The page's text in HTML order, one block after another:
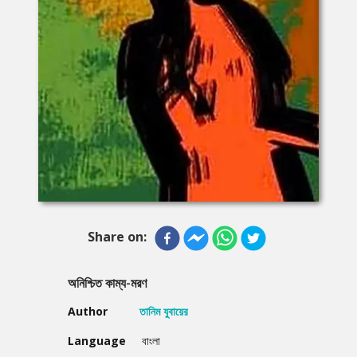
Share on:
অনিশ্চিত কাম্য-মরণ
Author
তানিম যুবায়ের
Language
বাংলা